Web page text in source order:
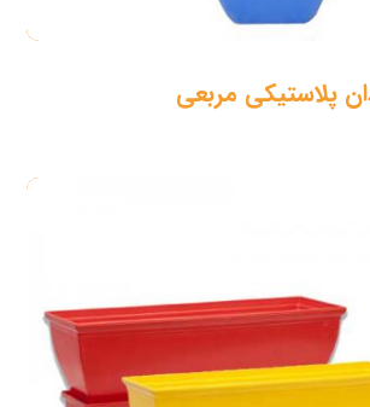
پلاستیکی مربعی